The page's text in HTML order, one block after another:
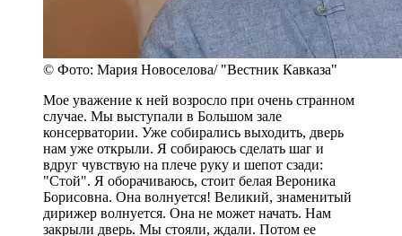
© Фото: Мария Новоселова/ "Вестник Кавказа"
Мое уважение к ней возросло при очень странном
случае. Мы выступали в Большом зале
консерватории. Уже собирались выходить, дверь
нам уже открыли. Я собираюсь сделать шаг и
вдруг чувствую на плече руку и шепот сзади:
"Стой". Я оборачиваюсь, стоит белая Вероника
Борисовна. Она волнуется! Великий, знаменитый
дирижер волнуется. Она не может начать. Нам
закрыли дверь. Мы стояли, ждали. Потом ее